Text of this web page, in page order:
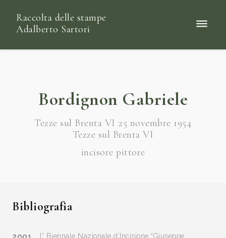
Raccolta delle stampe
Adalberto Sartori
Bordignon Gabriele
Tezze sul Brenta VI 25 novembre 1954
Tezze sul Brenta VI
incisore pittore
Bibliografia
I° Biennale Nazionale d’Incisione “Giuseppe